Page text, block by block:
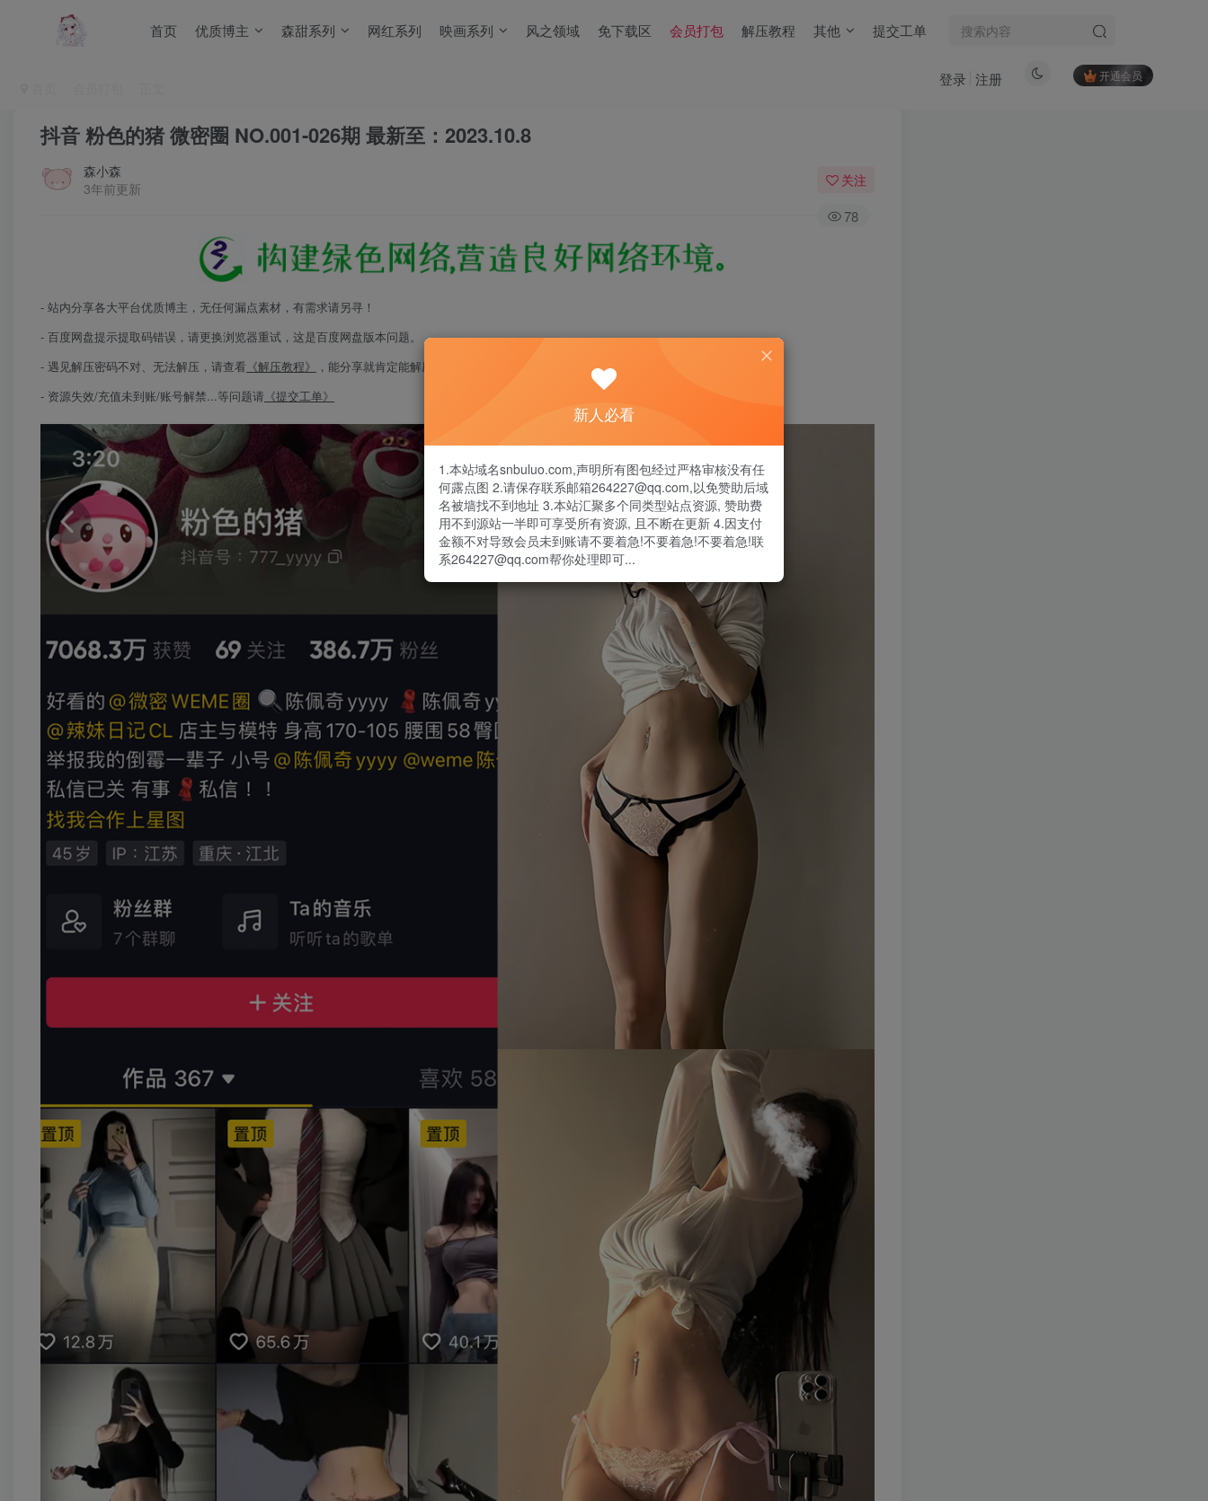
首页 优质博主 森甜系列 网红系列 映画系列 风之领域 免下载区 会员打包 解压教程 其他 提交工单
开通会员
登录 注册
抖音 粉色的猪 微密圈 NO.001-026期 最新至：2023.10.8
森小森
3年前更新
关注
78
- 站内分享各大平台优质博主，无任何漏点素材，有需求请另寻！
- 百度网盘提示提取码错误，请更换浏览器重试，这是百度网盘版本问题。
- 遇见解压密码不对、无法解压，请查看 《解压教程》
，能分享就肯定能解压！
- 资源失效/充值未到账/账号解禁...等问题请 《提交工单》
新人必看
1.本站域名snbuluo.com,声明所有图包经过严格审核没有任
何露点图 2.请保存联系邮箱264227@qq.com,以免赞助后域
名被墙找不到地址 3.本站汇聚多个同类型站点资源, 赞助费
用不到源站一半即可享受所有资源, 且不断在更新 4.因支付
金额不对导致会员未到账请不要着急!不要着急!不要着急!联
系264227@qq.com帮你处理即可...